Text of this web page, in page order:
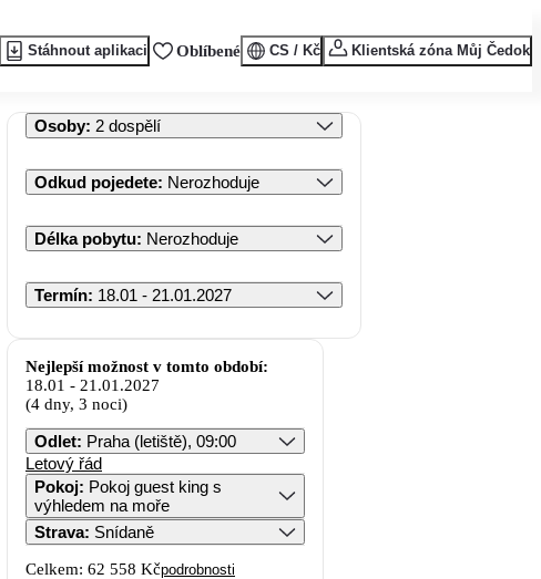
Stáhnout aplikaci Oblíbené CS / Kč Klientská zóna Můj Čedok
Osoby: 2 dospělí
Odkud pojedete: Nerozhoduje
Délka pobytu: Nerozhoduje
Termín: 18.01 - 21.01.2027
Nejlepší možnost v tomto období:
18.01 - 21.01.2027
(4 dny, 3 noci)
Odlet: Praha (letiště), 09:00
Letový řád
Pokoj: Pokoj guest king s
výhledem na moře
Strava: Snídaně
Celkem: 62 558 Kčpodrobnosti